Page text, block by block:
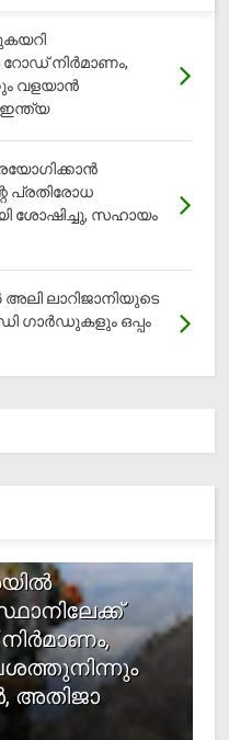
നിർമാണം,
വളയാൻ
പ്രതിരോധ
ശോഷിച്ചു, സഹായം
ലാറിജാനിയുടെ
ഗാര്‍ഡുകളും ഒപ്പം
അതിജാ​